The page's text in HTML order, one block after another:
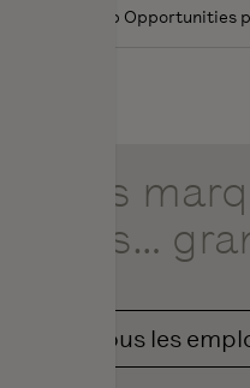
Internal Job Opportunities
À vos
prêts…
Voir tous les